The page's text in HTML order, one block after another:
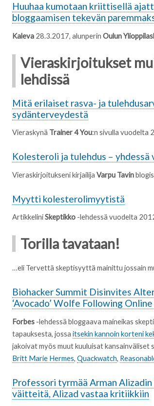
Huuhaa kumotaan kriittisellä
bloggaamisen tekevän
Kaleva28.3.2017, alunperin Oulun
Vieraskirjoitukset
lehdissä
Mitä erilaiset rasva- ja
sydänterveydestä
Vieraskynä Trainer 4 You:n sivulla vuodelta
Kolesteroli ja tulehdus – yhdessä
Vieraskirjoitukseni kirjailija Varpu Tavin
Myytti kolesterolimyytistä
ArtikkeliniSkeptikko-lehdessä vuodelta
Torilla tavataan!
…eli Tervettä skeptisyyttä mainittu jossain
Biohacker Summit Disinvites
‘Avocado’ Wolfe Following
Forbes-lehdessä bloggaava maineikas
tapauksesta, jossa itsekin kannoin korteni
jakoivat myös muut kuuluisat kansainväliset
Britt Marie Hermes, Quackwatch,
Professori tyrmää Arman
väitteitä, Alizad vastaa kritiikkiin